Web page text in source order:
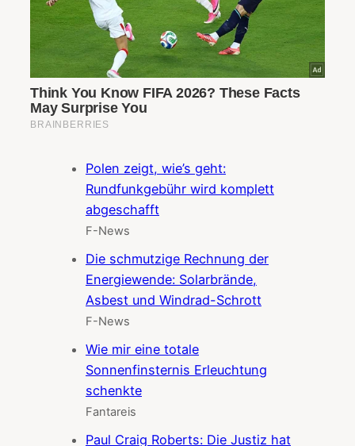
Polen zeigt, wie’s geht:
Rundfunkgebühr wird komplett
abgeschafft
F-News
Die schmutzige Rechnung der
Energiewende: Solarbrände,
Asbest und Windrad-Schrott
F-News
Wie mir eine totale
Sonnenfinsternis Erleuchtung
schenkte
Fantareis
Paul Craig Roberts: Die Justiz hat